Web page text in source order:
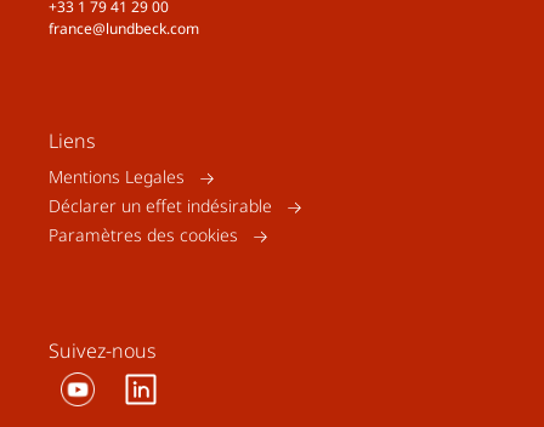
+33 1 79 41 29 00
france@lundbeck.com
Liens
Mentions Legales
Déclarer un effet indésirable
Paramètres des cookies
Suivez-nous